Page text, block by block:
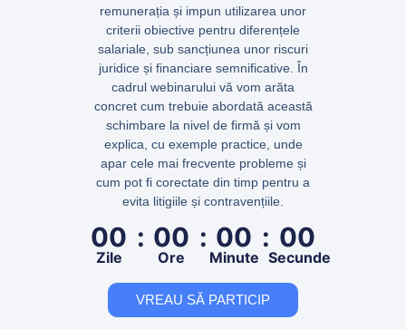
remunerația și impun utilizarea unor
criterii obiective pentru diferențele
salariale, sub sancțiunea unor riscuri
juridice și financiare semnificative. În
cadrul webinarului vă vom arăta
concret cum trebuie abordată această
schimbare la nivel de firmă și vom
explica, cu exemple practice, unde
apar cele mai frecvente probleme și
cum pot fi corectate din timp pentru a
evita litigiile și contravențiile.
00
Zile
00
Ore
00
Minute
00
Secunde
VREAU SĂ PARTICIP